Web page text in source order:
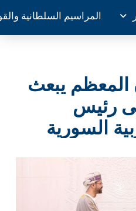
المراسيم السلطانية
المعظم يبعث
رئيس
السورية